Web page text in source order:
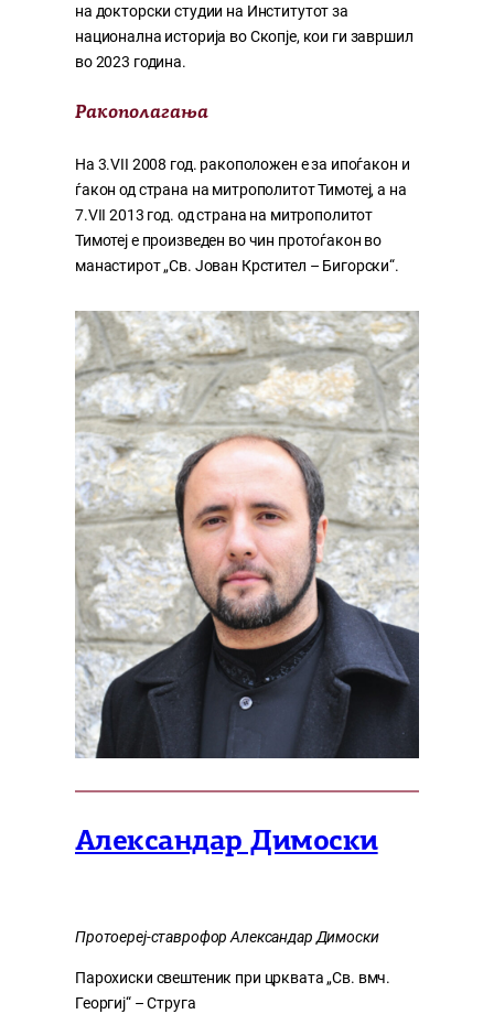
на докторски студии на Институтот за
национална историја во Скопје, кои ги завршил
во 2023 година.
Ракополагања
На 3.VII 2008 год. ракоположен е за ипоѓакон и
ѓакон од страна на митрополитот Тимотеј, а на
7.VII 2013 год. од страна на митрополитот
Тимотеј е произведен во чин протоѓакон во
манастирот „Св. Јован Крстител – Бигорски“.
Александар Димоски
Протоереј-ставрофор Александар Димоски
Парохиски свештеник при црквата „Св. вмч.
Георгиј“ – Струга